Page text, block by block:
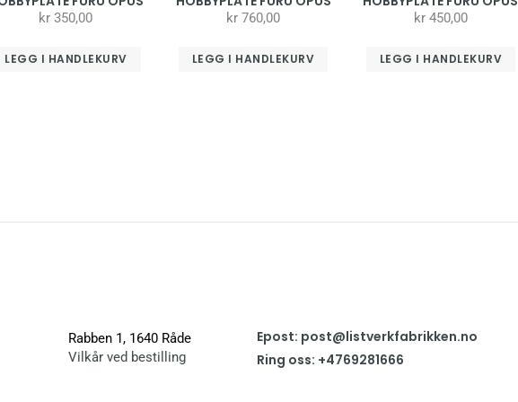
kr 350,00
LEGG I HANDLEKURV
kr 760,00
LEGG I HANDLEKURV
kr450,00
LEGG I HANDLEKURV
Rabben 1, 1640 Råde
Vilkår ved bestilling
Epost: post@listverkfabrikken.no
Ring oss: +4769281666